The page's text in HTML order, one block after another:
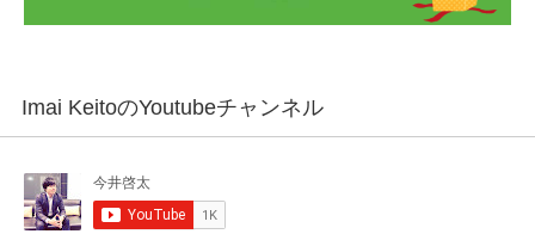
Imai KeitoのYoutubeチャンネル